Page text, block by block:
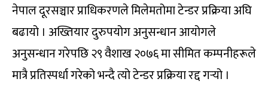
नेपाल दूरसञ्चार प्राधिकरणले मिलेमतोमा टेन्डर प्रक्रिया अघि
बढायो । अख्तियार दुरुपयोग अनुसन्धान आयोगले
अनुसन्धान गरेपछि २९ वैशाख २०७६ मा सीमित कम्पनीहरूले
मात्रै प्रतिस्पर्धा गरेको भन्दै त्यो टेन्डर प्रक्रिया रद्द गर्‍यो ।